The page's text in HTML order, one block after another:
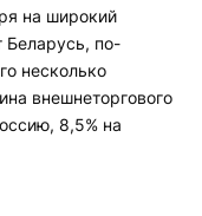
на широкий
Беларусь, по-
несколько
внешнеторгового
8,5% на